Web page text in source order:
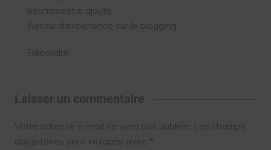
beunaiseet a ajouté:
Retour d’expérience sur le blogging.
Répondre
Laisser un commentaire
Votre adresse e-mail ne sera pas publiée. Les champs
obligatoires sont indiqués avec *